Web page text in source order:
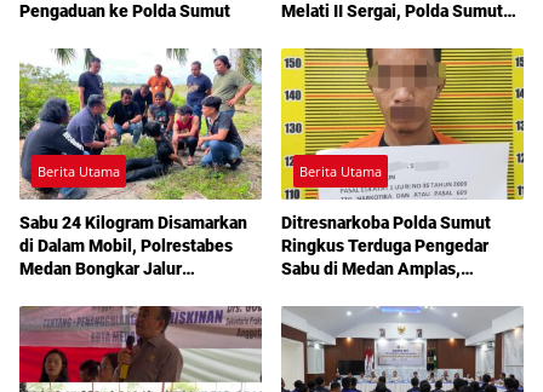
Pengaduan ke Polda Sumut
Melati II Sergai, Polda Sumut
Berita Utama
Sabu 24 Kilogram Disamarkan
di Dalam Mobil, Polrestabes
Medan Bongkar Jalur
Berita Utama
Ditresnarkoba Polda Sumut
Ringkus Terduga Pengedar
Sabu di Medan Amplas,